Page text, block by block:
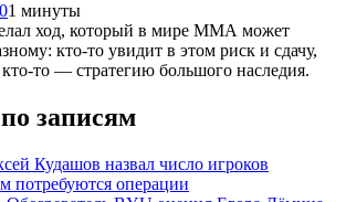
01 минуты
ход, который в мире ММА может
кто-то увидит в этом риск и сдачу,
то — стратегию большого наследия.
записям
Кудашов назвал число игроков
потребуются операции